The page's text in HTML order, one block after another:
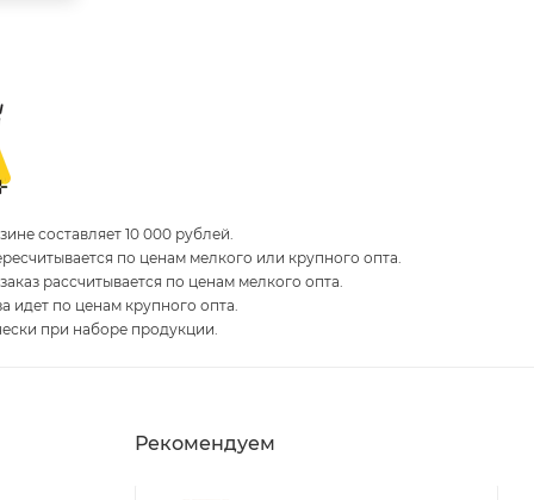
составляет 10 000 рублей.
по ценам мелкого или крупного опта.
рассчитывается по ценам мелкого опта.
идет по ценам крупного опта.
при наборе продукции.
Рекомендуем